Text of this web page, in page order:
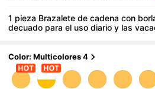
1 pieza Brazalete de cadena con
decuado para el uso diario y las
Color: Multicolores 4